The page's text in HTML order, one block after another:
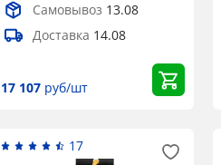
Самовывоз 13.08
Доставка 14.08
17 107руб/шт
17
×